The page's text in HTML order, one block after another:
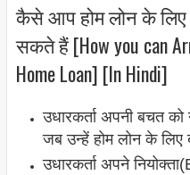
कैसे आप होम लोन के लिए
सकते हैं [How you can
Home Loan] [In Hindi]
उधारकर्ता अपनी बचत
जब उन्हें होम लोन के लिए
उधारकर्ता अपने